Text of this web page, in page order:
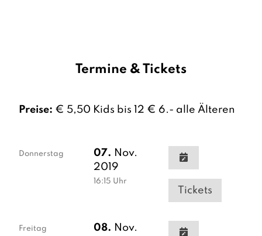
Termine & Tickets
Preise: € 5,50 Kids bis 12 € 6.- alle Älteren
Donnerstag 07. Nov.
2019
16:15 Uhr
Tickets
Freitag 08. Nov.